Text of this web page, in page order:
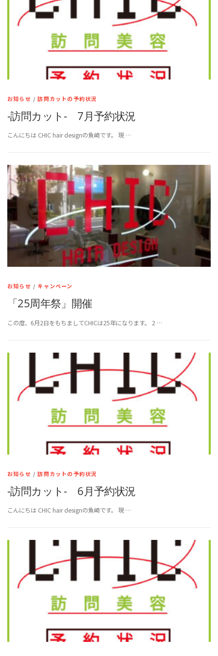
お知らせ /訪問カットの予約状況
-訪問カット- 7月予約状況
こんにちは CHIC hair designの魚崎です。 現 …
お知らせ / キャンペーン
「25周年祭」開催
この度、6月2日をもちましてCHICは25年になります。 2 …
お知らせ /訪問カットの予約状況
-訪問カット- 6月予約状況
こんにちは CHIC hair designの魚崎です。 現 …